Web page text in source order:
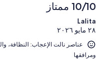
10/10 ممتاز
Lalita
٢٨ مايو ٢٠٢٦
ومرافقها⁩